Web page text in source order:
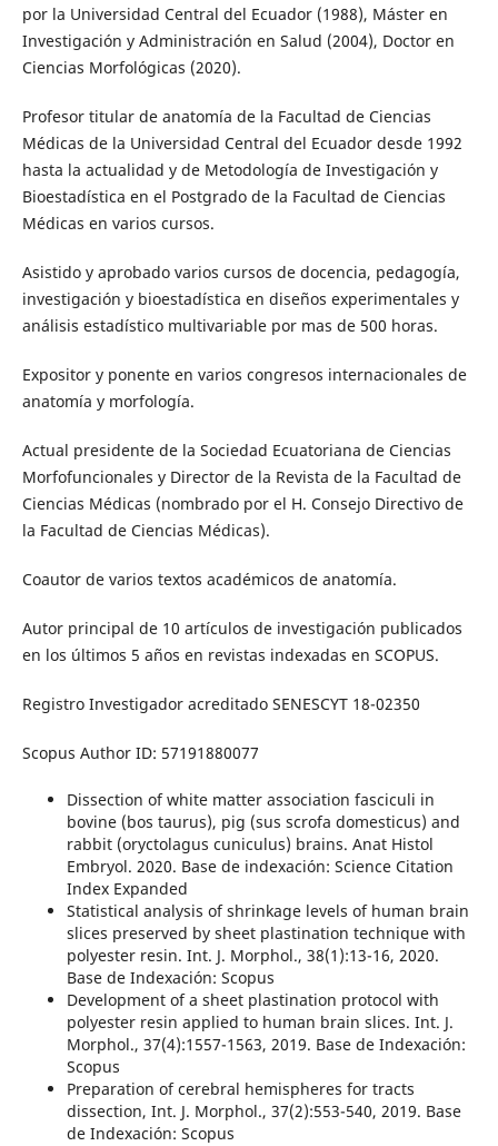
por la Universidad Central del Ecuador (1988), Máster en
Investigación y Administración en Salud (2004), Doctor en
Ciencias Morfológicas (2020).
Profesor titular de anatomía de la Facultad de Ciencias
Médicas de la Universidad Central del Ecuador desde 1992
hasta la actualidad y de Metodología de Investigación y
Bioestadística en el Postgrado de la Facultad de Ciencias
Médicas en varios cursos.
Asistido y aprobado varios cursos de docencia, pedagogía,
investigación y bioestadística en diseños experimentales y
análisis estadístico multivariable por mas de 500 horas.
Expositor y ponente en varios congresos internacionales de
anatomía y morfología.
Actual presidente de la Sociedad Ecuatoriana de Ciencias
Morfofuncionales y Director de la Revista de la Facultad de
Ciencias Médicas (nombrado por el H. Consejo Directivo de
la Facultad de Ciencias Médicas).
Coautor de varios textos académicos de anatomía.
Autor principal de 10 artículos de investigación publicados
en los últimos 5 años en revistas indexadas en SCOPUS.
Registro Investigador acreditado SENESCYT 18-02350
Scopus Author ID: 57191880077
Dissection of white matter association fasciculi in
bovine (bos taurus), pig (sus scrofa domesticus) and
rabbit (oryctolagus cuniculus) brains. Anat Histol
Embryol. 2020. Base de indexación: Science Citation
Index Expanded
Statistical analysis of shrinkage levels of human brain
slices preserved by sheet plastination technique with
polyester resin. Int. J. Morphol., 38(1):13-16, 2020.
Base de Indexación: Scopus
Development of a sheet plastination protocol with
polyester resin applied to human brain slices. Int. J.
Morphol., 37(4):1557-1563, 2019. Base de Indexación:
Scopus
Preparation of cerebral hemispheres for tracts
dissection, Int. J. Morphol., 37(2):553-540, 2019. Base
de Indexación: Scopus